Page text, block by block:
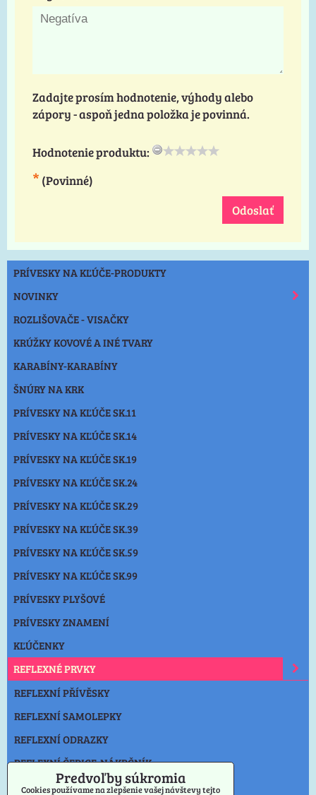
Zadajte prosím hodnotenie, výhody alebo
zápory - aspoň jedna položka je povinná.
Hodnotenie produktu:
* (Povinné)
Odoslať
PRÍVESKY NA KĽÚČE-PRODUKTY
NOVINKY
ROZLIŠOVAČE - VISAČKY
KRÚŽKY KOVOVÉ A INÉ TVARY
KARABÍNY-KARABÍNY
ŠNÚRY NA KRK
PRÍVESKY NA KĽÚČE SK.11
PRÍVESKY NA KĽÚČE SK.14
PRÍVESKY NA KĽÚČE SK.19
PRÍVESKY NA KĽÚČE SK.24
PRÍVESKY NA KĽÚČE SK.29
PRÍVESKY NA KĽÚČE SK.39
PRÍVESKY NA KĽÚČE SK.59
PRÍVESKY NA KĽÚČE SK.99
PRÍVESKY PLYŠOVÉ
PRÍVESKY ZNAMENÍ
KĽÚČENKY
REFLEXNÉ PRVKY
REFLEXNÍ PŘÍVĚSKY
REFLEXNÍ SAMOLEPKY
REFLEXNÍ ODRAZKY
REFLEXNÍ ČEPICE-NÁKRČNÍK
SVIETIDLOPredvoľby súkromia
Cookies používame na zlepšenie vašej návštevy tejto